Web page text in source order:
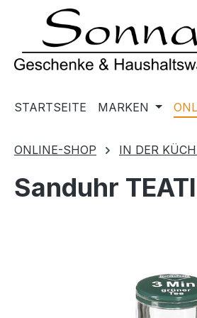
Hauptinhalt springen
Zur Suche springen
Zur Hauptnavigation springen
STARTSEITE MARKEN
ONLINE-SHOP IN DER
Sanduhr